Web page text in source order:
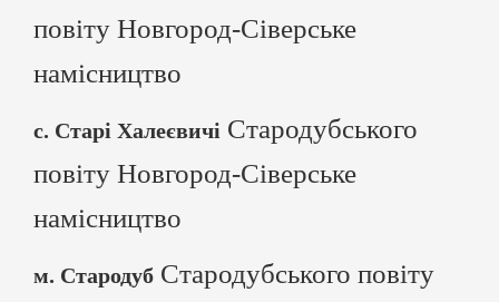
повіту Новгород-Сіверське
намісництво
с. Старі Халеєвичі Стародубського
повіту Новгород-Сіверське
намісництво
м. Стародуб Стародубського повіту